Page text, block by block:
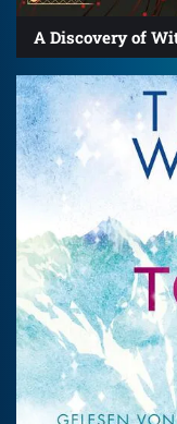
A Discovery of